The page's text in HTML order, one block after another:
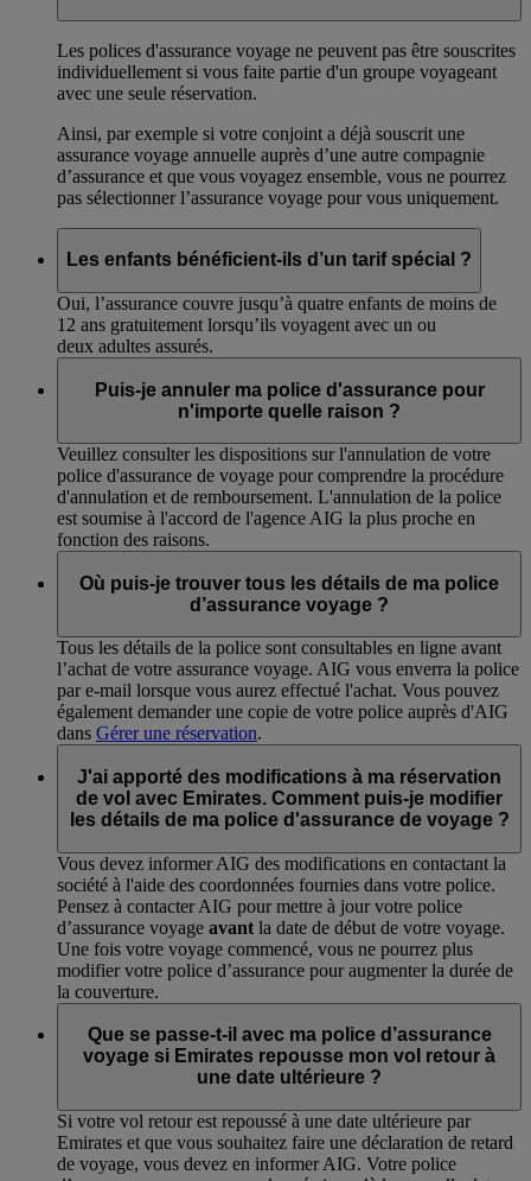
Les polices d'assurance voyage ne peuvent pas être souscrites
individuellement si vous faite partie d'un groupe voyageant
avec une seule réservation.
Ainsi, par exemple si votre conjoint a déjà souscrit une
assurance voyage annuelle auprès d’une autre compagnie
d’assurance et que vous voyagez ensemble, vous ne pourrez
pas sélectionner l’assurance voyage pour vous uniquement.
Les enfants bénéficient-ils d’un tarif spécial ?
Oui, l’assurance couvre jusqu’à quatre enfants de moins de
12 ans gratuitement lorsqu’ils voyagent avec un ou
deux adultes assurés.
Puis-je annuler ma police d'assurance pour
n'importe quelle raison ?
Veuillez consulter les dispositions sur l'annulation de votre
police d'assurance de voyage pour comprendre la procédure
d'annulation et de remboursement. L'annulation de la police
est soumise à l'accord de l'agence AIG la plus proche en
fonction des raisons.
Où puis-je trouver tous les détails de ma police
d’assurance voyage ?
Tous les détails de la police sont consultables en ligne avant
l’achat de votre assurance voyage. AIG vous enverra la police
par e-mail lorsque vous aurez effectué l'achat. Vous pouvez
également demander une copie de votre police auprès d'AIG
dans Gérer une réservation.
J'ai apporté des modifications à ma réservation
de vol avec Emirates. Comment puis-je modifier
les détails de ma police d'assurance de voyage ?
Vous devez informer AIG des modifications en contactant la
société à l'aide des coordonnées fournies dans votre police.
Pensez à contacter AIG pour mettre à jour votre police
d’assurance voyage avant la date de début de votre voyage.
Une fois votre voyage commencé, vous ne pourrez plus
modifier votre police d’assurance pour augmenter la durée de
la couverture.
Que se passe-t-il avec ma police d’assurance
voyage si Emirates repousse mon vol retour à
une date ultérieure ?
Si votre vol retour est repoussé à une date ultérieure par
Emirates et que vous souhaitez faire une déclaration de retard
de voyage, vous devez en informer AIG. Votre police